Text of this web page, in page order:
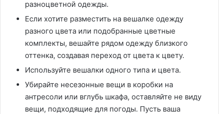
разноцветной одежды.
Если хотите разместить на вешалке одежду
разного цвета или подобранные цветные
комплекты, вешайте рядом одежду близкого
оттенка, создавая переход от цвета к цвету.
Используйте вешалки одного типа и цвета.
Убирайте несезонные вещи в коробки на
антресоли или вглубь шкафа, оставляйте не виду
вещи, подходящие для погоды. Пусть ваша